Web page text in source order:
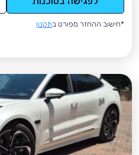
*חישוב ההחזר מפורט בתקנון